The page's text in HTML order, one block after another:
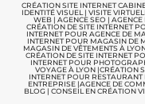
CRÉATION SITE INTERNET
IDENTITÉ VISUEL| VISITE
WEB| AGENCE SEO | AGENCE
CRÉATION DE SITE INTERNET
INTERNET POUR AGENCE DE
INTERNET POUR MAGASIN DE
MAGASIN DE VÊTEMENTS À
CRÉATION DE SITE INTERNET
INTERNET POUR
VOYAGE À LYON|CRÉATION
INTERNET POUR RESTAURANT
ENTREPRISE |AGENCE DE
BLOG| CONSEIL EN CRÉATION